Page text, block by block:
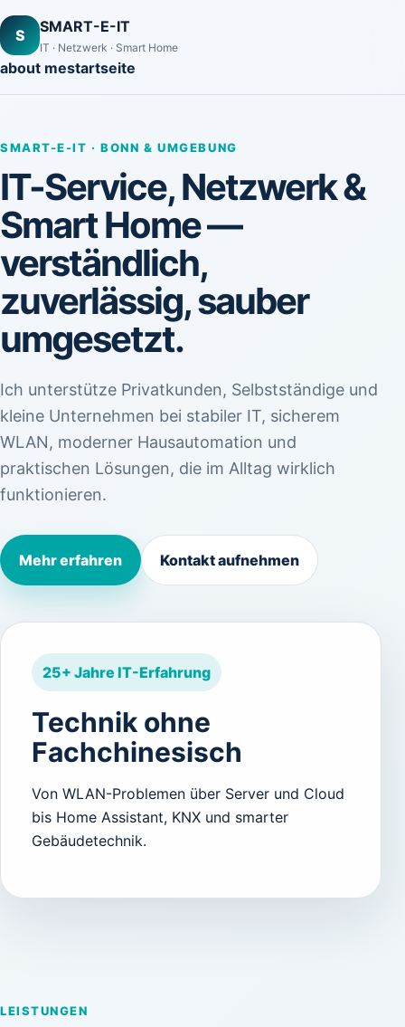
S SMART-E-IT
IT · Netzwerk · Smart Home
about mestartseite
SMART-E-IT · BONN & UMGEBUNG
IT-Service, Netzwerk &
Smart Home —
verständlich,
zuverlässig, sauber
umgesetzt.
Ich unterstütze Privatkunden, Selbstständige und
kleine Unternehmen bei stabiler IT, sicherem
WLAN, moderner Hausautomation und
praktischen Lösungen, die im Alltag wirklich
funktionieren.
Mehr erfahren Kontakt aufnehmen
25+ Jahre IT-Erfahrung
Technik ohne
Fachchinesisch
Von WLAN-Problemen über Server und Cloud
bis Home Assistant, KNX und smarter
Gebäudetechnik.
LEISTUNGEN